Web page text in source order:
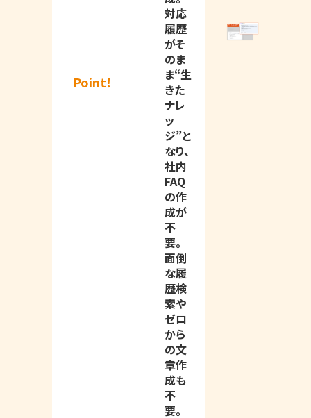
Point！
対応
履歴
がそ
のま
ま“生
きた
ナレ
ッ
ジ”と
なり、
社内
FAQ
の作
成が
不
要。
面倒
な履
歴検
索や
ゼロ
から
の文
章作
成も
不
要。